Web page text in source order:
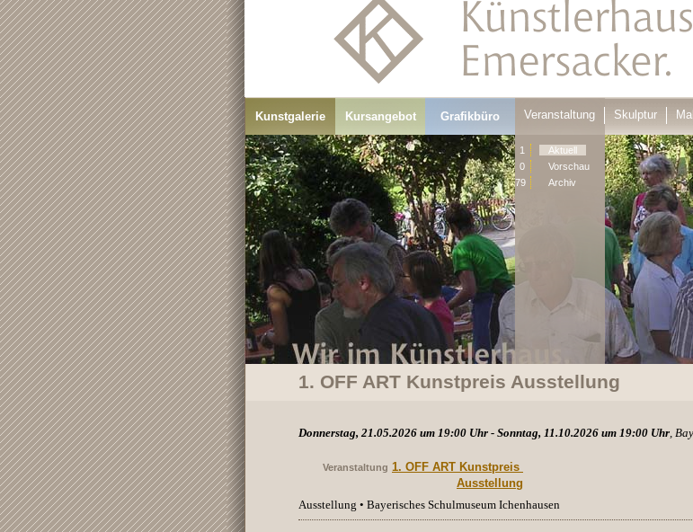
1. OFF ART Kunstpreis Ausstellung
Donnerstag, 21.05.2026 um 19:00 Uhr - Sonntag, 11.10.2026 um 19:00 Uhr ,
Veranstaltung 1. OFF ART Kunstpreis
Ausstellung
Ausstellung • Bayerisches Schulmuseum Ichenhausen
Kunstgalerie Kursangebot Grafikbüro Veranstaltung
1
Aktuell
0
Vorschau
79
Archiv
Skulptur